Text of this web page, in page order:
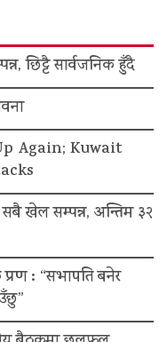
छिट्टै सार्वजनिक हुँदै
Again; Kuwait
खेल सम्पन्न, अन्तिम ३२
प्रण : “सभापति बनेर